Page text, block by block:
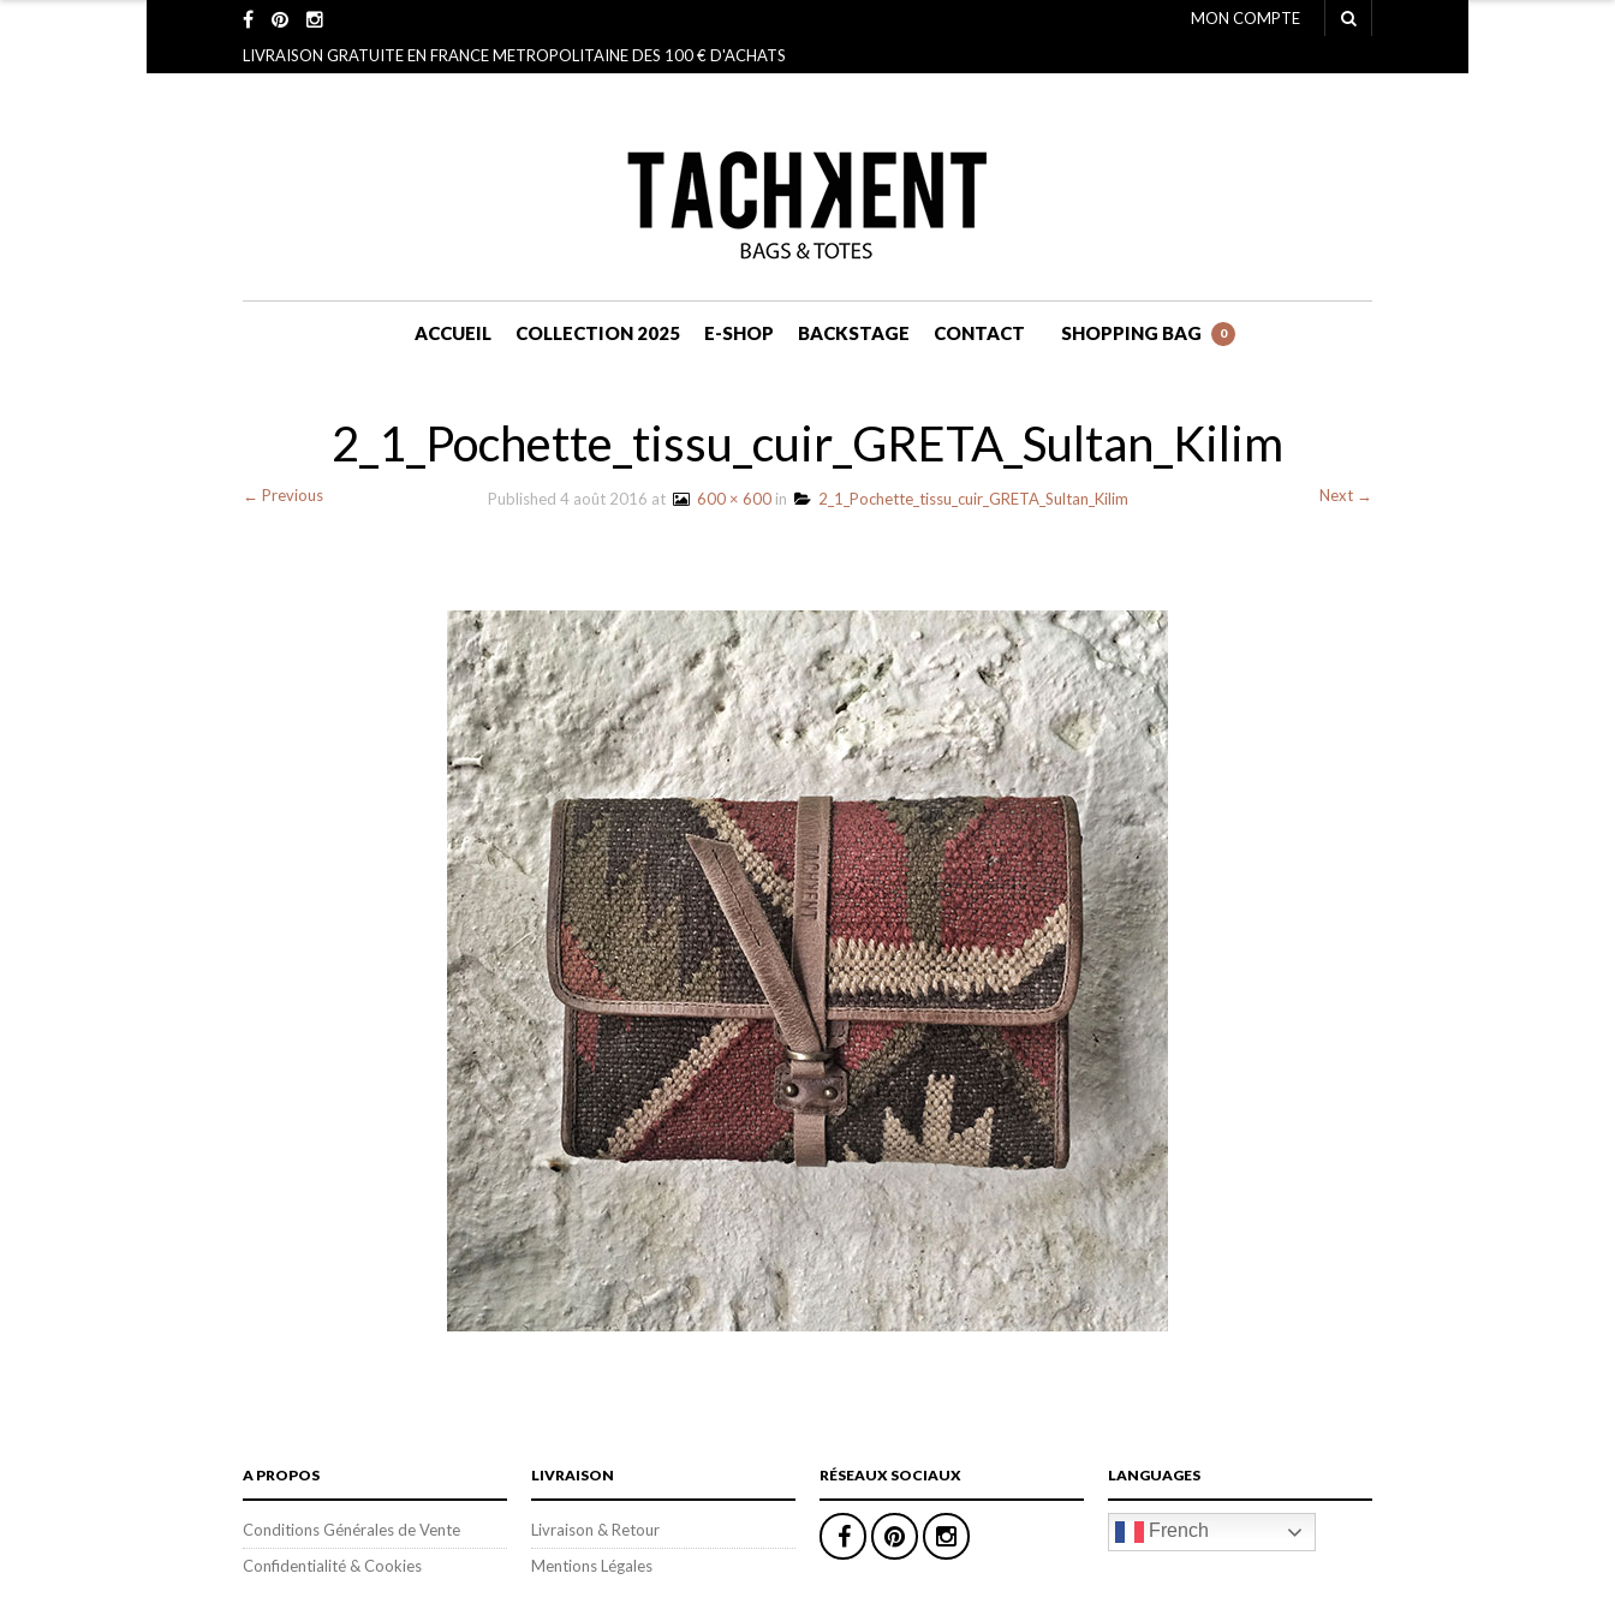
LIVRAISON GRATUITE EN FRANCE METROPOLITAINE DES 100 € D'ACHATS
MON COMPTE
ACCUEIL COLLECTION 2025 E-SHOP BACKSTAGE CONTACT SHOPPING BAG 0
2_1_Pochette_tissu_cuir_GRETA_Sultan_Kilim
Published 4 août 2016 at 600 × 600in 2_1_Pochette_tissu_cuir_GRETA_Sultan_Kilim
← Previous Next →
A PROPOS
Conditions Générales de Vente
Confidentialité & Cookies
LIVRAISON
Livraison & Retour
Mentions Légales
RÉSEAUX SOCIAUX LANGUAGES
French
NAVIGATION